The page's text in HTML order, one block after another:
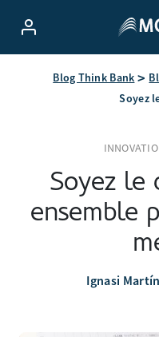
Blog Think Bank
Soyez le
ensemble
Ignasi